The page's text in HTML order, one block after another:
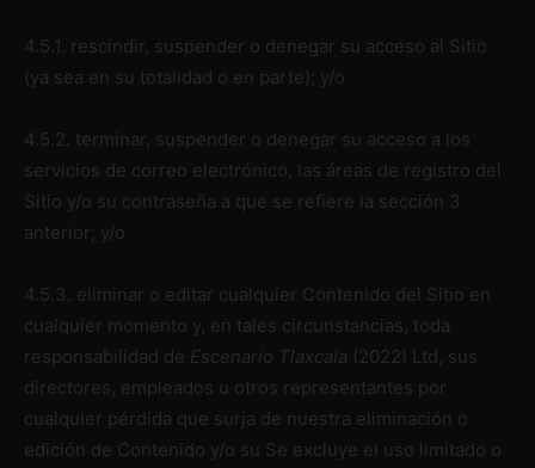
4.5.1. rescindir, suspender o denegar su acceso al Sitio
(ya sea en su totalidad o en parte); y/o
4.5.2. terminar, suspender o denegar su acceso a los
servicios de correo electrónico, las áreas de registro del
Sitio y/o su contraseña a que se refiere la sección 3
anterior; y/o
4.5.3. eliminar o editar cualquier Contenido del Sitio en
cualquier momento y, en tales circunstancias, toda
responsabilidad de Escenario Tlaxcala (2022) Ltd, sus
directores, empleados u otros representantes por
cualquier pérdida que surja de nuestra eliminación o
edición de Contenido y/o su Se excluye el uso limitado o